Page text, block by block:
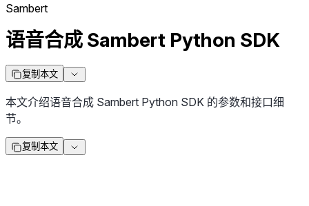
Sambert
语音合成 Sambert Python SDK
复制本文
本文介绍语音合成 Sambert Python SDK 的参数和接口细
节。
复制本文